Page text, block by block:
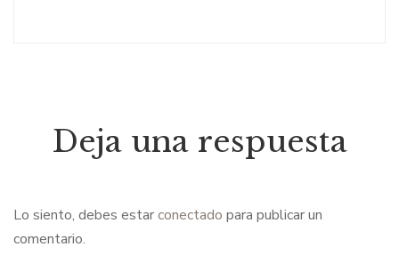
Deja una respuesta
Lo siento, debes estarconectado para publicar un
comentario.